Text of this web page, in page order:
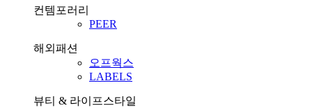
컨템포러리
PEER
해외패션
오프웍스
LABELS
뷰티 & 라이프스타일